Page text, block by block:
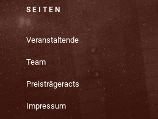
SEITEN
Veranstaltende
Team
Preisträgeracts
Impressum